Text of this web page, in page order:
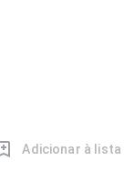
Adicionar à lista